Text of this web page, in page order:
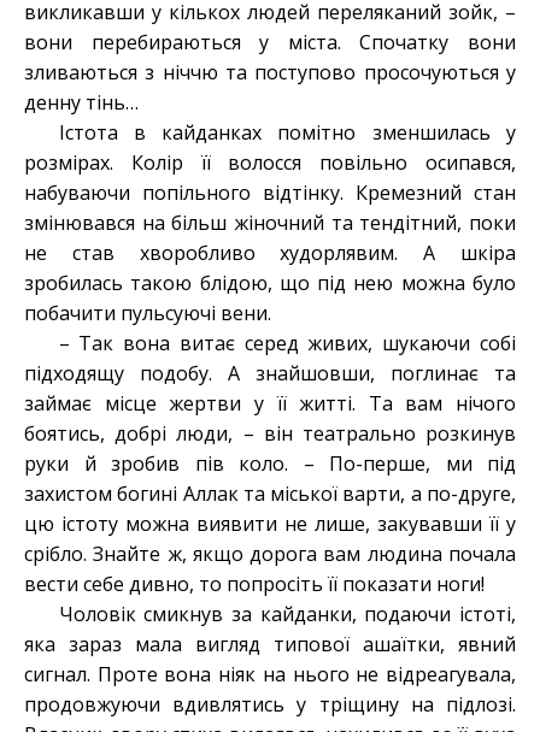
викликавши у кількох людей переляканий зойк, –
вони перебираються у міста. Спочатку вони
зливаються з ніччю та поступово просочуються у
денну тінь…
Істота в кайданках помітно зменшилась у
розмірах. Колір її волосся повільно осипався,
набуваючи попільного відтінку. Кремезний стан
змінювався на більш жіночний та тендітний, поки
не став хворобливо худорлявим. А шкіра
зробилась такою блідою, що під нею можна було
побачити пульсуючі вени.
– Так вона витає серед живих, шукаючи собі
підходящу подобу. А знайшовши, поглинає та
займає місце жертви у її житті. Та вам нічого
боятись, добрі люди, – він театрально розкинув
руки й зробив пів коло. – По-перше, ми під
захистом богині Аллак та міської варти, а по-друге,
цю істоту можна виявити не лише, закувавши її у
срібло. Знайте ж, якщо дорога вам людина почала
вести себе дивно, то попросіть її показати ноги!
Чоловік смикнув за кайданки, подаючи істоті,
яка зараз мала вигляд типової ашаїтки, явний
сигнал. Проте вона ніяк на нього не відреагувала,
продовжуючи вдивлятись у тріщину на підлозі.